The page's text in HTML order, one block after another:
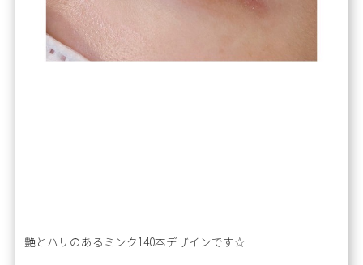
艶とハリのあるミンク140本デザインです☆